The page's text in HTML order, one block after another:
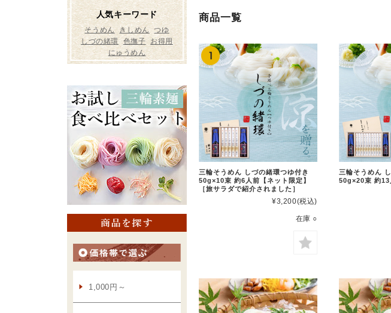
商品一覧
三輪そうめん しづの緒環つゆ付き
50g×10束 約6人前【ネット限定】
［旅サラダで紹介されました］
¥3,200(税込)
在庫 ○
三輪そうめん
50g×20束 約13